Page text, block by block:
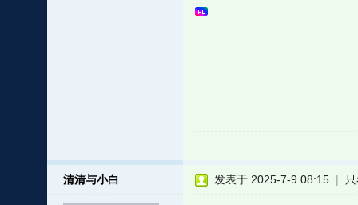
清清与小白 发表于 2025-7-9 08:15 |